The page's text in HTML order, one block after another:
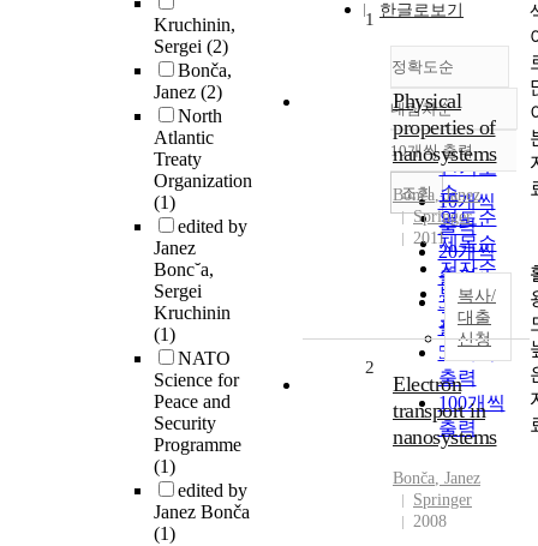
Kruchinin,
Sergei (2)
Bonča,
Janez (2)
North
Atlantic
Treaty
Organization
(1)
edited by
Janez
Bonc˘a,
Sergei
Kruchinin
(1)
NATO
Science for
Peace and
Security
Programme
(1)
edited by
Janez Bonča
(1)
한글로보기
정확도순
정확도
순
인기도
순
연도순
제목순
저자순
발행기
관순
내림차순
내림차순
10개씩 출력
10개씩
출력
20개씩
출력
30개씩
출력
50개씩
출력
100개씩
출력
조회
1
Physical
properties of
nanosystems
Bonča,Janez
Springer
2011
복사/
대출
신청
2
Electron
transport in
nanosystems
Bonča, Janez
Springer
2008